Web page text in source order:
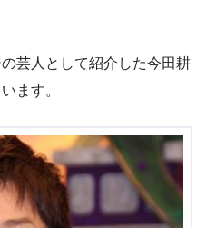
芸人として紹介した今田耕
ます。